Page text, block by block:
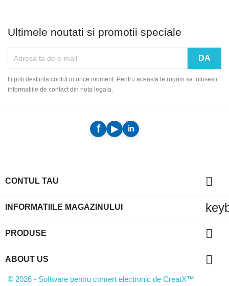
Ultimele noutati si promotii speciale
Iti poti desfiinta contul in orice moment. Pentru aceasta te rugam sa folosesti
informatiile de contact din nota legala.
CONTUL TAU 
INFORMATIILE MAGAZINULUI
PRODUSE 
ABOUT US 
© 2026 - Software pentru comert electronic de CreatX™